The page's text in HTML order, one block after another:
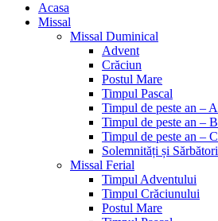
Acasa
Missal
Missal Duminical
Advent
Crăciun
Postul Mare
Timpul Pascal
Timpul de peste an – A
Timpul de peste an – B
Timpul de peste an – C
Solemnități și Sărbători
Missal Ferial
Timpul Adventului
Timpul Crăciunului
Postul Mare